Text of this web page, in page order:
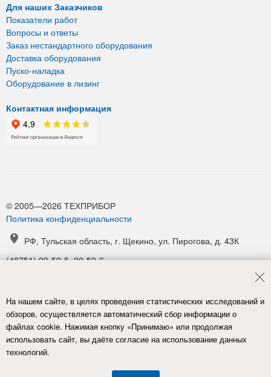
Для наших Заказчиков
Показатели работ
Вопросы и ответы
Заказ нестандартного оборудования
Доставка оборудования
Пуско-наладка
Оборудование в лизинг
Контактная информация
© 2005—2026 ТЕХПРИБОР
Политика конфиденциальности
РФ, Тульская область, г. Щекино, ул. Пирогова, д. 43К
(48751) 90-59-5, 90-59-6
Карта проезда
На нашем сайте, в целях проведения статистических исследований и
обзоров, осуществляется автоматический сбор информации о
файлах cookie. Нажимая кнопку «Принимаю» или продолжая
использовать сайт, вы даёте согласие на использование данных
технологий.